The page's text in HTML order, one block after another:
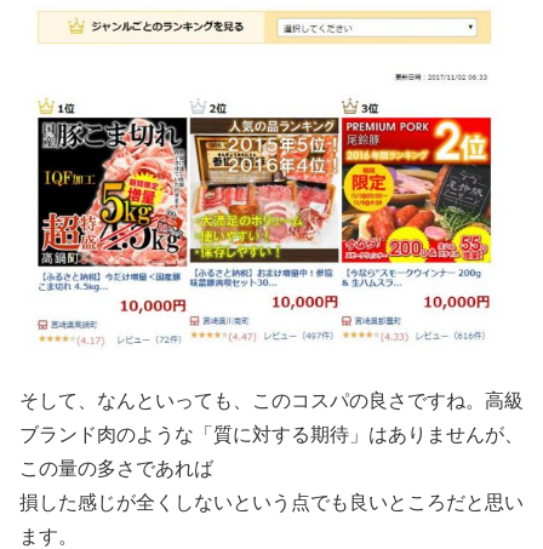
そして、なんといっても、このコスパの良さですね。高級
ブランド肉のような「質に対する期待」はありませんが、
この量の多さであれば
損した感じが全くしないという点でも良いところだと思い
ます。